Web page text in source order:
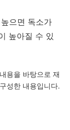
으면 독소가
높아질 수 있
용을 바탕으로 재
구성한 내용입니다.